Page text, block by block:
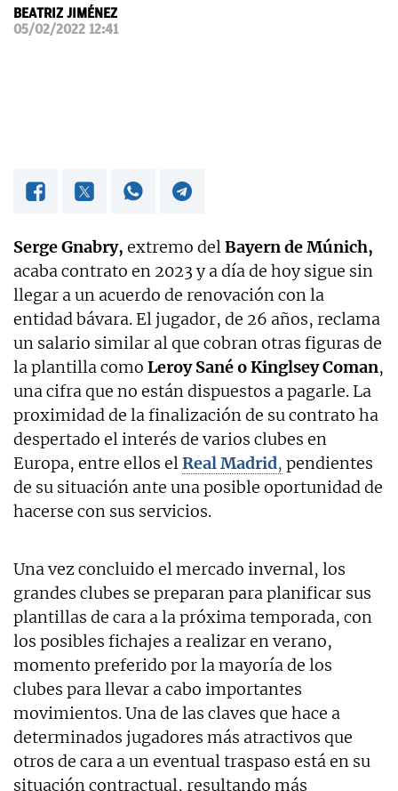
BEATRIZ JIMÉNEZ
05/02/2022 12:41
Serge Gnabry, extremo delBayern de Múnich,
acaba contrato en 2023 y a día de hoy sigue sin
llegar a un acuerdo de renovación con la
entidad bávara. El jugador, de 26 años, reclama
un salario similar al que cobran otras figuras de
la plantilla como Leroy Sané o Kinglsey Coman,
una cifra que no están dispuestos a pagarle. La
proximidad de la finalización de su contrato ha
despertado el interés de varios clubes en
Europa, entre ellos elReal Madrid, pendientes
de su situación ante una posible oportunidad de
hacerse con sus servicios.
Una vez concluido el mercado invernal, los
grandes clubes se preparan para planificar sus
plantillas de cara a la próxima temporada, con
los posibles fichajes a realizar en verano,
momento preferido por la mayoría de los
clubes para llevar a cabo importantes
movimientos. Una de las claves que hace a
determinados jugadores más atractivos que
otros de cara a un eventual traspaso está en su
situación contractual, resultando más